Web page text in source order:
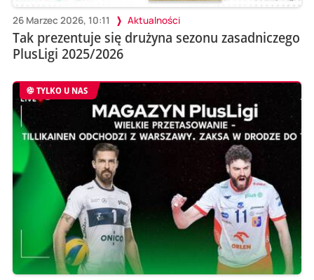
26 Marzec 2026, 10:11 Aktualności
Tak prezentuje się drużyna sezonu zasadniczego
PlusLigi 2025/2026
TYLKO U NAS